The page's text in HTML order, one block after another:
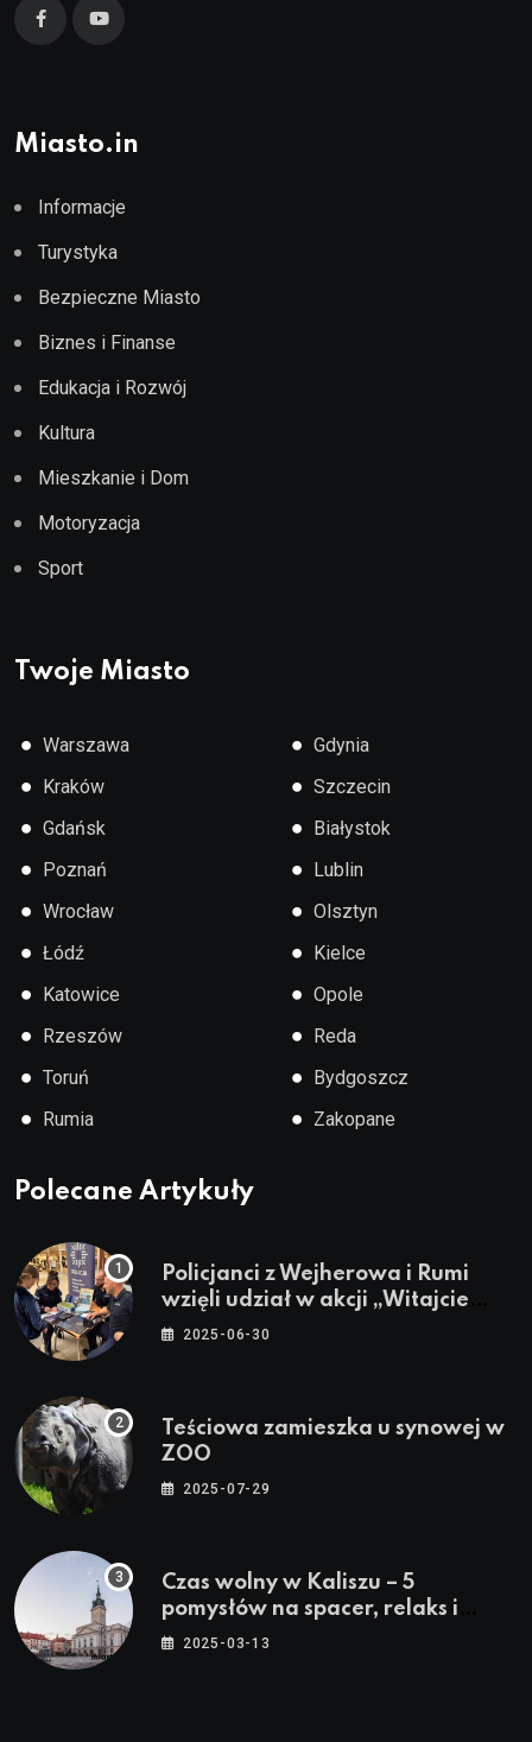
Miasto.in
Informacje
Turystyka
Bezpieczne Miasto
Biznes i Finanse
Edukacja i Rozwój
Kultura
Mieszkanie i Dom
Motoryzacja
Sport
Twoje Miasto
● Warszawa
● Kraków
● Gdańsk
● Poznań
● Wrocław
● Łódź
● Katowice
● Rzeszów
● Toruń
● Rumia
● Gdynia
● Szczecin
● Białystok
● Lublin
● Olsztyn
● Kielce
● Opole
● Reda
● Bydgoszcz
● Zakopane
Polecane Artykuły
Policjanci z Wejherowa i Rumi
wzięli udział w akcji „Witajcie
Wakacje”
2025-06-30
Teściowa zamieszka u synowej w
ZOO
2025-07-29
Czas wolny w Kaliszu – 5
pomysłów na spacer, relaks i
rodzinne atrakcje
2025-03-13